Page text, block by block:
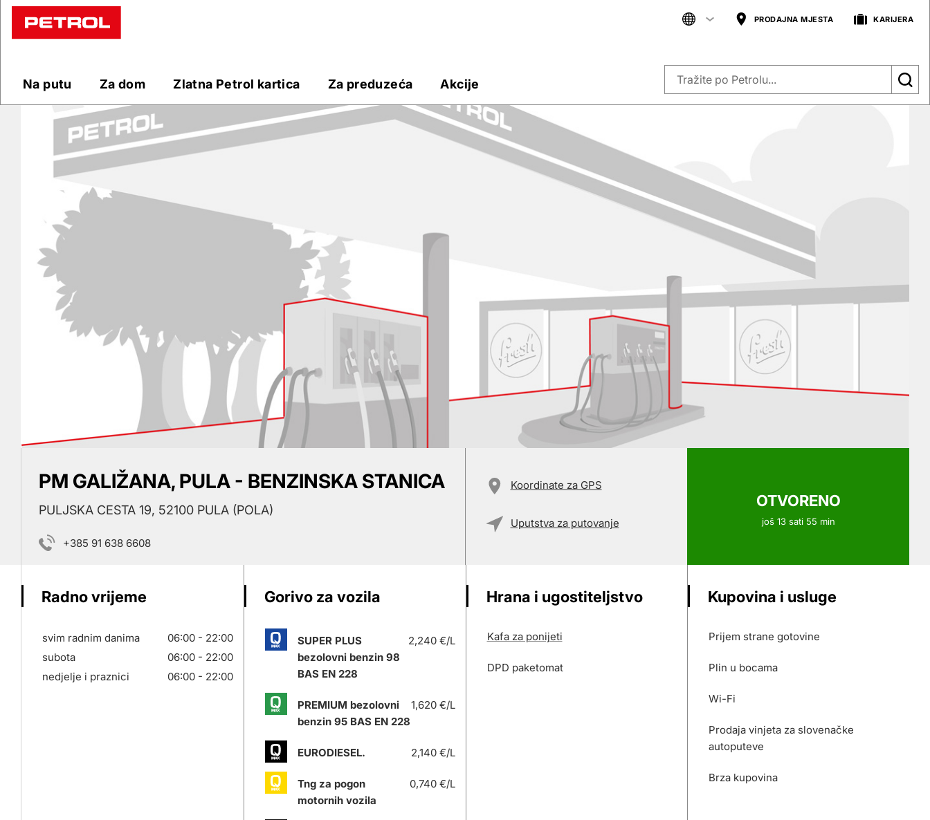
Prodajna
mjesta
Na putu Za dom Zlatna Petrol kartica Za preduzeća Akcije
PRODAJNA MJESTA KARIJERA
OTVORENO
još 13 sati 55 min
PM GALIŽANA, PULA - BENZINSKA STANICA
PULJSKA CESTA 19, 52100 PULA (POLA)
+385 91 638 6608
Koordinate za GPS
Uputstva za putovanje
Radno vrijeme
svim radnim danima
06:00 - 22:00
subota
06:00 - 22:00
nedjelje i praznici
06:00 - 22:00
Gorivo za vozila
SUPER PLUS
bezolovni benzin 98
BAS EN 228
2,240 €/L
PREMIUM bezolovni
benzin 95 BAS EN 228
1,620 €/L
EURODIESEL. 2,140 €/L
Tng za pogon
motornih vozila
0,740 €/L
Hrana i ugostiteljstvo
Kafa za ponijeti
DPD paketomat
Kupovina i usluge
Prijem strane gotovine
Plin u bocama
Wi-Fi
Prodaja vinjeta za slovenačke
autoputeve
Brza kupovina